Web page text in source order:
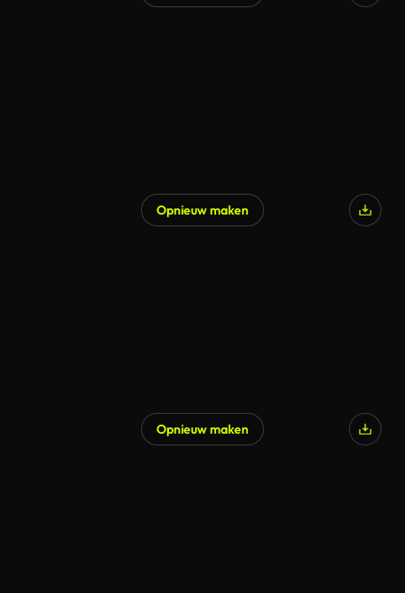
Opnieuw maken
Opnieuw maken